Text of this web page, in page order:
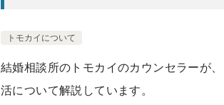
トモカイについて
結婚相談所のトモカイのカウンセラーが
活について解説しています。